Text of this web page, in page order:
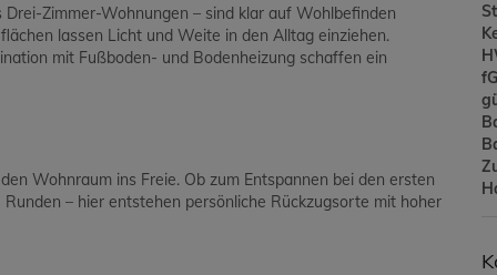
Zimmer-Wohnungen – sind klar auf Wohlbefinden
lassen Licht und Weite in den Alltag einziehen.
mit Fußboden- und Bodenheizung schaffen ein
Wohnraum ins Freie. Ob zum Entspannen bei den ersten
– hier entstehen persönliche Rückzugsorte mit hoher